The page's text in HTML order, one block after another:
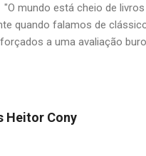
mundo está cheio de
quando falamos de
a uma avaliação
segunda visita a essas
indicações me forçou a
Calado, Augusto dos Anjos,
Meireles, Dias Gomes,
Heitor Cony